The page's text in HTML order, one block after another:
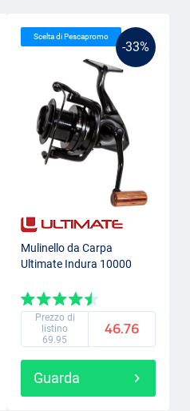
-33%
Scelta di Pescapromo
Mulinello da Carpa
Ultimate Indura 10000
Prezzo di
listino
69.95
46.76
Guarda